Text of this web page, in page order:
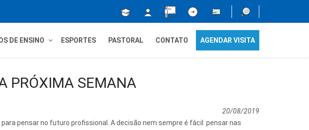
DE ENSINO ESPORTES PASTORAL CONTATO AGENDAR VISITA
PRÓXIMA SEMANA
20/08/2019
pensar no futuro profissional. A decisão nem sempre é fácil: pensar nas